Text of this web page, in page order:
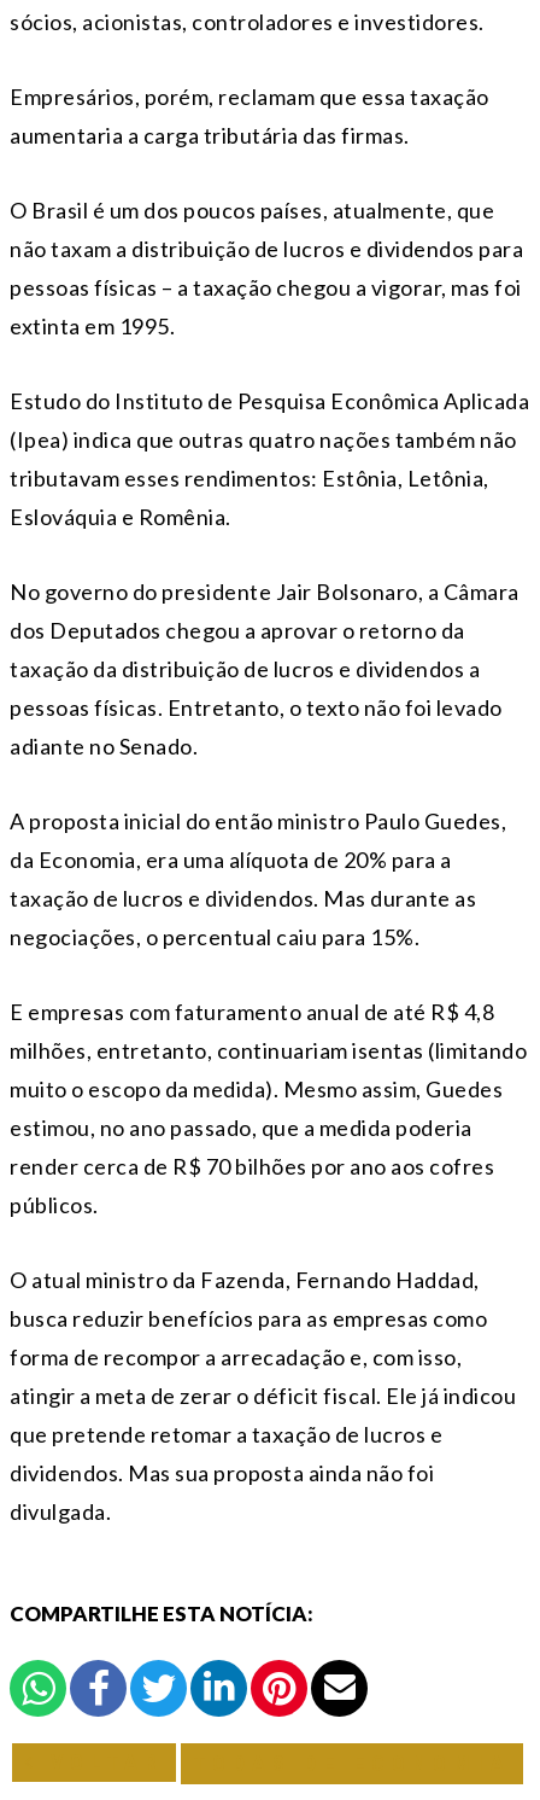
sócios, acionistas, controladores e investidores.
Empresários, porém, reclamam que essa taxação
aumentaria a carga tributária das firmas.
O Brasil é um dos poucos países, atualmente, que
não taxam a distribuição de lucros e dividendos para
pessoas físicas – a taxação chegou a vigorar, mas foi
extinta em 1995.
Estudo do Instituto de Pesquisa Econômica Aplicada
(Ipea) indica que outras quatro nações também não
tributavam esses rendimentos: Estônia, Letônia,
Eslováquia e Romênia.
No governo do presidente Jair Bolsonaro, a Câmara
dos Deputados chegou a aprovar o retorno da
taxação da distribuição de lucros e dividendos a
pessoas físicas. Entretanto, o texto não foi levado
adiante no Senado.
A proposta inicial do então ministro Paulo Guedes,
da Economia, era uma alíquota de 20% para a
taxação de lucros e dividendos. Mas durante as
negociações, o percentual caiu para 15%.
E empresas com faturamento anual de até R$ 4,8
milhões, entretanto, continuariam isentas (limitando
muito o escopo da medida). Mesmo assim, Guedes
estimou, no ano passado, que a medida poderia
render cerca de R$ 70 bilhões por ano aos cofres
públicos.
O atual ministro da Fazenda, Fernando Haddad,
busca reduzir benefícios para as empresas como
forma de recompor a arrecadação e, com isso,
atingir a meta de zerar o déficit fiscal. Ele já indicou
que pretende retomar a taxação de lucros e
dividendos. Mas sua proposta ainda não foi
divulgada.
COMPARTILHE ESTA NOTÍCIA: